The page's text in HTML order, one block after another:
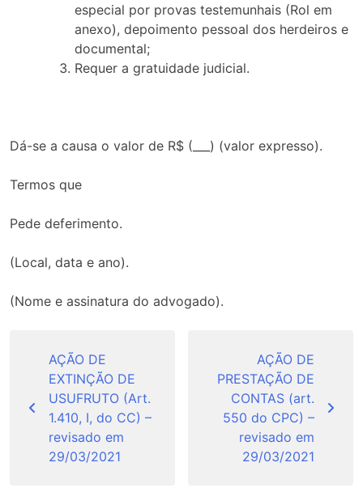
especial por provas testemunhais (Rol em
anexo), depoimento pessoal dos herdeiros e
documental;
Requer a gratuidade judicial.
Dá-se a causa o valor de R$ (___) (valor expresso).
Termos que
Pede deferimento.
(Local, data e ano).
(Nome e assinatura do advogado).
Post
AÇÃO DE
EXTINÇÃO DE
USUFRUTO (Art.
1.410, I, do CC) –
revisado em
29/03/2021
AÇÃO DE
PRESTAÇÃO DE
CONTAS (art.
550 do CPC) –
revisado em
29/03/2021